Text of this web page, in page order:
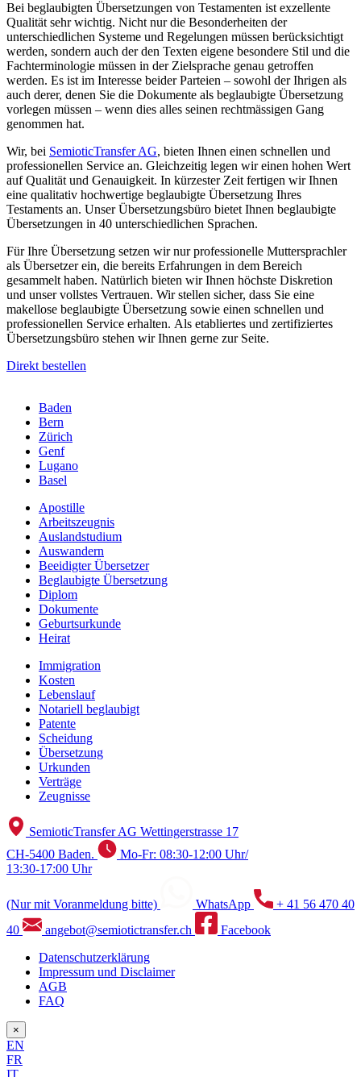
Bei beglaubigten Übersetzungen von Testamenten ist exzellente
Qualität sehr wichtig. Nicht nur die Besonderheiten der
unterschiedlichen Systeme und Regelungen müssen berücksichtigt
werden, sondern auch der den Texten eigene besondere Stil und die
Fachterminologie müssen in der Zielsprache genau getroffen
werden. Es ist im Interesse beider Parteien – sowohl der Ihrigen als
auch derer, denen Sie die Dokumente als beglaubigte Übersetzung
vorlegen müssen – wenn dies alles seinen rechtmässigen Gang
genommen hat.
Wir, bei SemioticTransfer AG, bieten Ihnen einen schnellen und
professionellen Service an. Gleichzeitig legen wir einen hohen Wert
auf Qualität und Genauigkeit. In kürzester Zeit fertigen wir Ihnen
eine qualitativ hochwertige beglaubigte Übersetzung Ihres
Testaments an. Unser Übersetzungsbüro bietet Ihnen beglaubigte
Übersetzungen in 40 unterschiedlichen Sprachen.
Für Ihre Übersetzung setzen wir nur professionelle Muttersprachler
als Übersetzer ein, die bereits Erfahrungen in dem Bereich
gesammelt haben. Natürlich bieten wir Ihnen höchste Diskretion
und unser vollstes Vertrauen. Wir stellen sicher, dass Sie eine
makellose beglaubigte Übersetzung sowie einen schnellen und
professionellen Service erhalten. Als etabliertes und zertifiziertes
Übersetzungsbüro stehen wir Ihnen gerne zur Seite.
Direkt bestellen
Baden
Bern
Zürich
Genf
Lugano
Basel
Apostille
Arbeitszeugnis
Auslandstudium
Auswandern
Beeidigter Übersetzer
Beglaubigte Übersetzung
Diplom
Dokumente
Geburtsurkunde
Heirat
Immigration
Kosten
Lebenslauf
Notariell beglaubigt
Patente
Scheidung
Übersetzung
Urkunden
Verträge
Zeugnisse
SemioticTransfer AG Wettingerstrasse 17
CH-5400 Baden.
Mo-Fr: 08:30-12:00 Uhr/
13:30-17:00 Uhr
(Nur mit Voranmeldung bitte) WhatsApp
+ 41 56 470 40
40
angebot@semiotictransfer.ch
Facebook
Datenschutzerklärung
Impressum und Disclaimer
AGB
FAQ
×
EN
FR